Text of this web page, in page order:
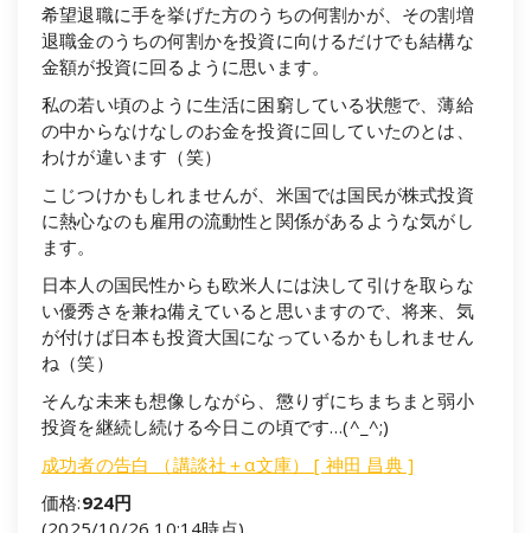
希望退職に手を挙げた方のうちの何割かが、その割増
退職金のうちの何割かを投資に向けるだけでも結構な
金額が投資に回るように思います。
私の若い頃のように生活に困窮している状態で、薄給
の中からなけなしのお金を投資に回していたのとは、
わけが違います（笑）
こじつけかもしれませんが、米国では国民が株式投資
に熱心なのも雇用の流動性と関係があるような気がし
ます。
日本人の国民性からも欧米人には決して引けを取らな
い優秀さを兼ね備えていると思いますので、将来、気
が付けば日本も投資大国になっているかもしれません
ね（笑）
そんな未来も想像しながら、懲りずにちまちまと弱小
投資を継続し続ける今日この頃です…(^_^;)
成功者の告白 （講談社＋α文庫） [ 神田 昌典 ]
価格:924円
(2025/10/26 10:14時点)